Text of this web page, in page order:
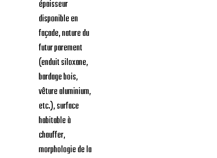
épaisseur
disponible en
façade, nature du
futur parement
(enduit siloxane,
bardage bois,
vêture aluminium,
etc.), surface
habitable à
chauffer,
morphologie de la